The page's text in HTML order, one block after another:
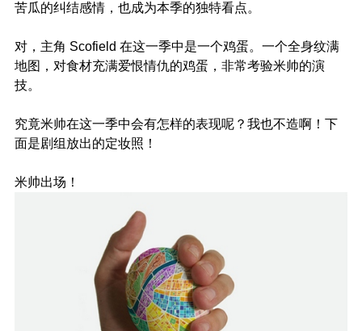
苦瓜的纠结感情，也成为本季的独特看点。
对，主角 Scofield 在这一季中是一个鸡蛋。一个全身纹满
地图，对食材充满爱恨情仇的鸡蛋，非常考验米帅的演
技。
究竟米帅在这一季中会有怎样的表现呢？我也不造啊！下
面是剧组放出的定妆照！
米帅出场！